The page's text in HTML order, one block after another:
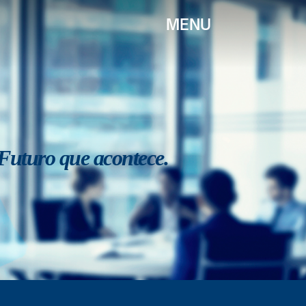
MENU
que acontece.